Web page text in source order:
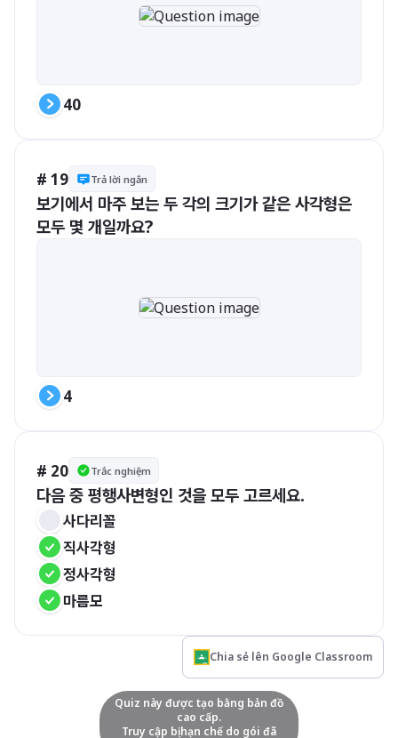
40
# 19 Trả lời ngắn
보기에서 마주 보는 두 각의 크기가 같은 사각형은
모두 몇 개일까요?
4
# 20 Trắc nghiệm
다음 중 평행사변형인 것을 모두 고르세요.
사다리꼴
직사각형
정사각형
마름모
Chia sẻ lên Google Classroom
Quiz này được tạo bằng bản đồ
cao cấp.
Truy cập bị hạn chế do gói đã